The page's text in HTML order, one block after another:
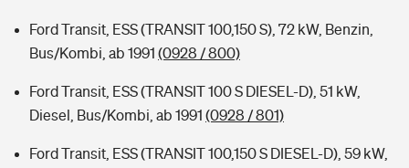
Ford Transit, ESS (TRANSIT 100,150 S), 72 kW, Benzin,
Bus/Kombi, ab 1991 (0928 / 800)
Ford Transit, ESS (TRANSIT 100 S DIESEL-D), 51 kW,
Diesel, Bus/Kombi, ab 1991 (0928 / 801)
Ford Transit, ESS (TRANSIT 100,150 S DIESEL-D), 59 kW,